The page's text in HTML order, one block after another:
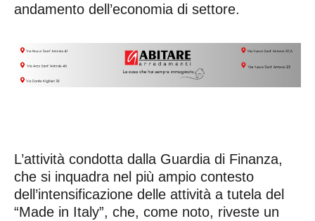
andamento dell’economia di settore.
L’attività condotta dalla Guardia di Finanza,
che si inquadra nel più ampio contesto
dell’intensificazione delle attività a tutela del
“Made in Italy”, che, come noto, riveste un